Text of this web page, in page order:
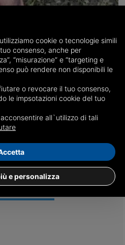
chiede la conferma della
elettorali ricevuti dal
richiesta riguarda anche la parte dei
Genova, Politica
Feed RSS
cookie o tecnologie simili
consenso, anche per
“misurazione” e “targeting e
può rendere non disponibili le
o revocare il tuo consenso,
le impsotazioni cookie del tuo
all`utilizzo di tali
e personalizza